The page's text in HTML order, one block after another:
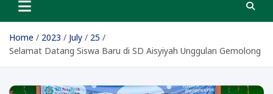
Home 2023 July
25
Selamat Datang Siswa Baru di SD Aisyiyah Unggulan Gemolong